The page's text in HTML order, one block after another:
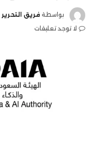
بواسطة فريق التحرير
لا توجد تعليقات